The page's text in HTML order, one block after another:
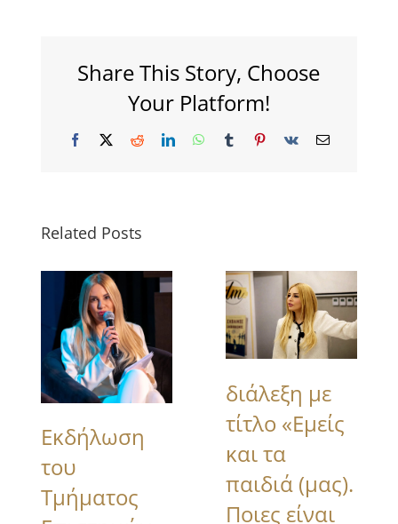
Share This Story, Choose
Your Platform!
Facebook
X RedditLinkedInWhatsApp
TumblrPinterest
Vk Email
Related Posts
Εκδήλωση
του
Τμήματος
διάλεξη με
τίτλο «Εμείς
και τα
παιδιά (μας).
Ποιες είναι